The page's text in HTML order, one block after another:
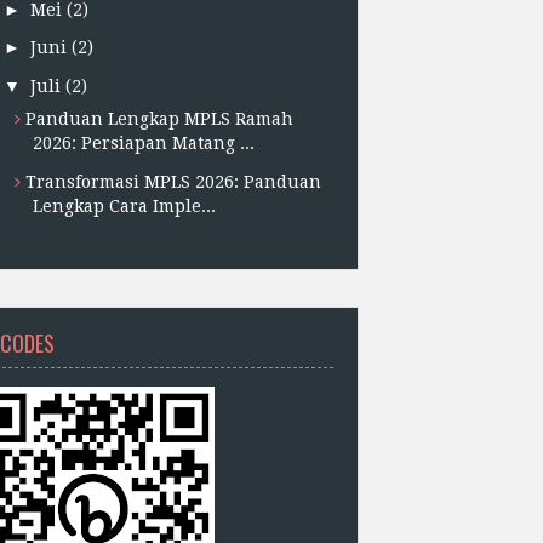
► Mei (2)
► Juni (2)
▼
Juli (2)
Panduan Lengkap MPLS Ramah
2026: Persiapan Matang ...
Transformasi MPLS 2026: Panduan
Lengkap Cara Imple...